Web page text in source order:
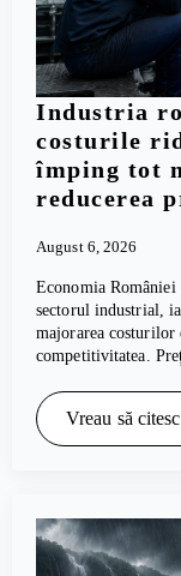
Industria
costurile
împing tot
reducerea
August 6, 2026
Economia României
sectorul industrial,
majorarea costurilor
competitivitatea.
Vreau să citesc